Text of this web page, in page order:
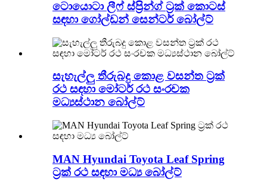
ටොයොටා ලීෆ් ස්ප්‍රින්ග් ට්‍රක් කොටස්
සඳහා ගෝල්ඩන් සෙන්ටර් බෝල්ට්
සැහැල්ලු තීරුබදු කොළ වසන්ත ට්‍රක්
රථ සඳහා මෝටර් රථ සංරචක
මධ්‍යස්ථාන බෝල්ට්
MAN Hyundai Toyota Leaf Spring
ට්‍රක් රථ සඳහා මධ්‍ය බෝල්ට්